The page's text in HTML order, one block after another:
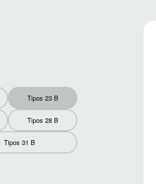
Tipos 23 B
Tipos 28 B
Tipos 31 B